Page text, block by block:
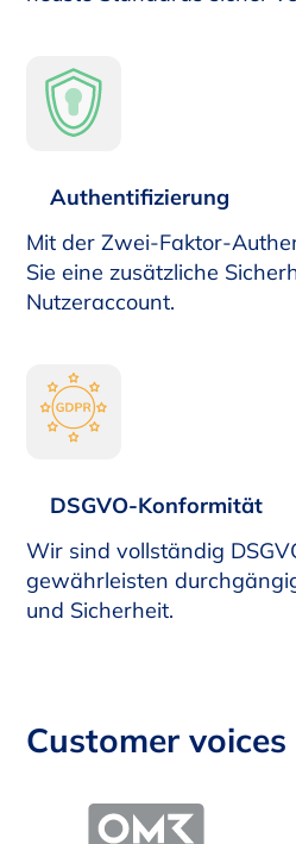
Authentifizierung
Mit der Zwei-Faktor-
Sie eine zusätzliche
Nutzeraccount.
DSGVO-Konformität
Wir sind vollständig
gewährleisten
und Sicherheit.
Customer voices